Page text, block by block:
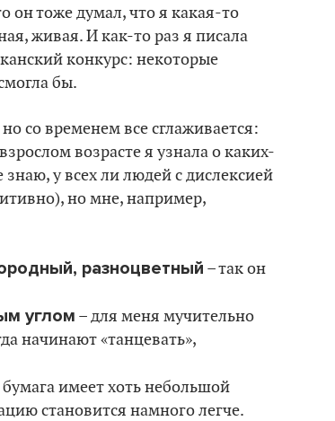
он тоже думал, что я какая-то
живая. И как-то раз я писала
конкурс: некоторые
бы.
со временем все сглаживается:
возрасте я узнала о каких-
у всех ли людей с дислексией
но мне, например,
разноцветный – так он
углом – для меня мучительно
начинают «танцевать»,
бумага имеет хоть небольшой
становится намного легче.